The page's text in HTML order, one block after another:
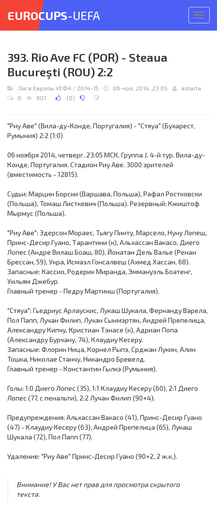
меню
EUROCUPS-UEFA
393. Rio Ave FC (POR) - Steaua
Bucureşti (ROU) 2:2
Лига Европы УЕФА / 2014-15 06-ноя, 2014, 23:05
astarta
0
901 (0)
"Риу Аве" (Вила-ду-Конде, Португалия) - "Стяуа" (Бухарест,
Румыния) 2:2 (1:0)
06 ноября 2014, четверг. 23:05 МСК. Группа J. 4-й тур. Вила-ду-
Конде, Португалия. Стадион Риу Аве. 3000 зрителей
(вместимость - 12815).
Судьи: Марцин Борски (Варшава, Польша), Рафал Ростковски
(Польша), Томаш Листкевич (Польша). Резервный: Кжиштоф
Мырмус (Польша).
"Риу Аве": Эдерсон Мораес, Тьягу Пинту, Марсело, Нуну Лопеш,
Принс-Десир Гуано, Тарантини (к), Альхассан Вакасо, Диего
Лопес (Андре Вилаш Боаш, 80), Йонатан Дель Валье (Ренан
Брессан, 59), Укра, Исмаэл Гонсалвеш (Ахмед Хассан, 68).
Запасные: Кассио, Родерик Миранда, Эммануэль Боатенг,
Уильям Джебур.
Главный тренер - Педру Мартинш (Португалия).
"Стяуа": Гьедриус Арлаускис, Лукаш Шукала, Фернанду Варела,
Пол Папп, Лучан Филип, Лучан Сынмэртян, Андрей Препелица,
Александру Кипчу, Кристиан Тэнасе (к), Адриан Попа
(Александру Бурчану, 74), Клаудиу Кесеру.
Запасные: Флорин Ница, Корнел Рыпэ, Срджан Лукин, Алин
Тошка, Николае Станчу, Никандро Бревелд.
Главный тренер - Константин Гылкэ (Румыния).
Голы: 1:0 Диего Лопес (35), 1:1 Клаудиу Кесеру (60), 2:1 Диего
Лопес (77, с пенальти), 2:2 Лучан Филип (90+4).
Предупреждения: Альхассан Вакасо (41), Принс-Десир Гуано
(47) - Клаудиу Кесеру (63), Андрей Препелица (65), Лукаш
Шукала (72), Пол Папп (77).
Удаление: "Риу Аве" Принс-Десир Гуано (90+2, 2 ж.к.).
Внимание! У Вас нет прав для просмотра скрытого
текста.